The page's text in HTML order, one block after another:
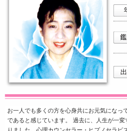
お一人でも多くの方を心身共にお元気になっ
であると感じています。 過去に、人生が一